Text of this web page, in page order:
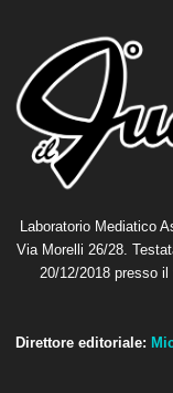
Laboratorio Mediatico
Via Morelli 26/28.
20/12/2018 presso
Direttore editoriale: